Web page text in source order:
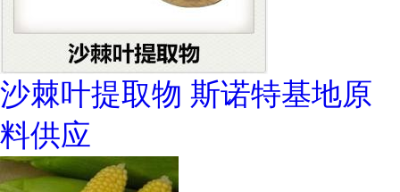
沙棘叶提取物 斯诺特基地原
料供应